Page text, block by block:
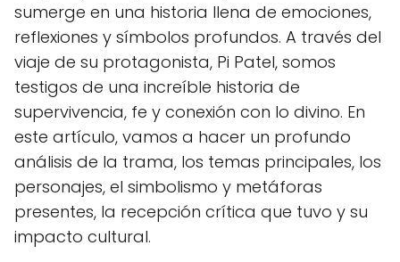
sumerge en una historia llena de emociones,
reflexiones y símbolos profundos. A través del
viaje de su protagonista, Pi Patel, somos
testigos de una increíble historia de
supervivencia, fe y conexión con lo divino. En
este artículo, vamos a hacer un profundo
análisis de la trama, los temas principales, los
personajes, el simbolismo y metáforas
presentes, la recepción crítica que tuvo y su
impacto cultural.